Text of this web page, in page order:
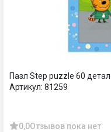
Пазл Step puzzle 60
Артикул: 81259
0,0Отзывов пока нет